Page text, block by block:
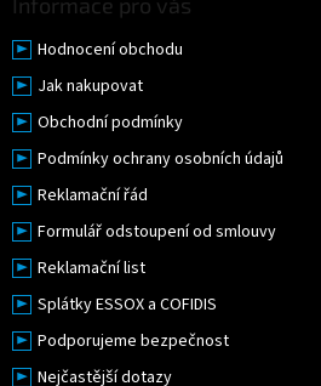
Hodnocení obchodu
Jak nakupovat
Obchodní podmínky
Podmínky ochrany osobních údajů
Reklamační řád
Formulář odstoupení od smlouvy
Reklamační list
Splátky ESSOX a COFIDIS
Podporujeme bezpečnost
Nejčastější dotazy